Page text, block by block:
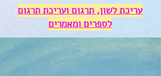
עריכת לשון, תרגום ועריכת תרגום
לספרים ומאמרים